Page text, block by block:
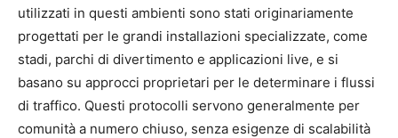
utilizzati in questi ambienti sono stati originariamente
progettati per le grandi installazioni specializzate, come
stadi, parchi di divertimento e applicazioni live, e si
basano su approcci proprietari per le determinare i flussi
di traffico. Questi protocolli servono generalmente per
comunità a numero chiuso, senza esigenze di scalabilità